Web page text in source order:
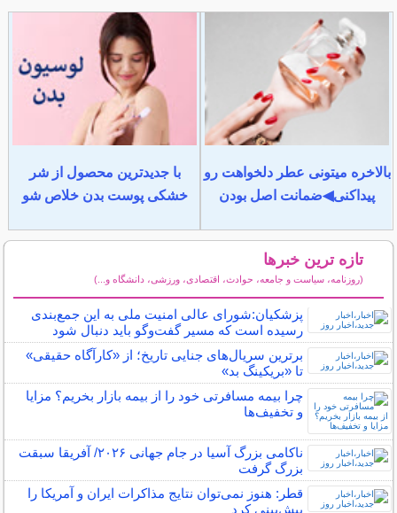
بالاخره میتونی عطر دلخواهت رو
پیداکنی◀ضمانت اصل بودن
با جدیدترین محصول از شر
خشکی پوست بدن خلاص شو
تازه ترین خبرها
(روزنامه، سیاست و جامعه، حوادث، اقتصادی، ورزشی، دانشگاه و...)
پزشکیان:شورای عالی امنیت ملی به این جمع‌بندی
رسیده است که مسیر گفت‌وگو باید دنبال شود
برترین سریال‌های جنایی تاریخ؛ از «کارآگاه حقیقی»
تا «بریکینگ بد»
چرا بیمه مسافرتی خود را از بیمه بازار بخریم؟ مزایا
و تخفیف‌ها
ناکامی بزرگ آسیا در جام جهانی ۲۰۲۶/ آفریقا سبقت
بزرگ گرفت
قطر: هنوز نمی‌توان نتایج مذاکرات ایران و آمریکا را
پیش‌بینی کرد